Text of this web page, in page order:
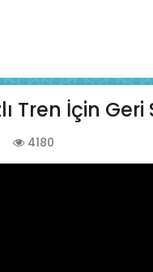
Tren İçin Geri
4180